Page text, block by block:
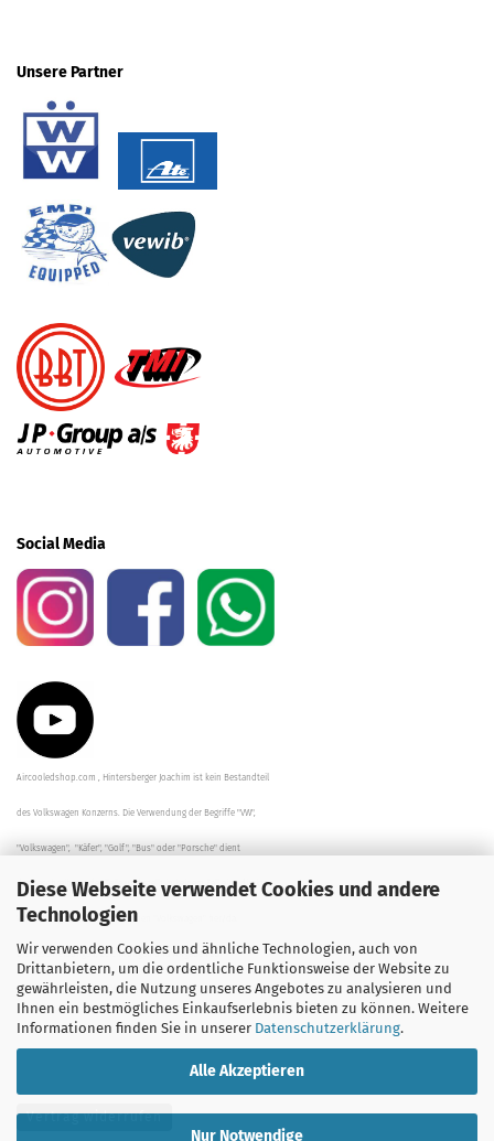
Diese Webseite verwendet Cookies und andere
Technologien
Wir verwenden Cookies und ähnliche Technologien, auch von
Drittanbietern, um die ordentliche Funktionsweise der Website zu
gewährleisten, die Nutzung unseres Angebotes zu analysieren und
Ihnen ein bestmögliches Einkaufserlebnis bieten zu können. Weitere
Informationen finden Sie in unserer Datenschutzerklärung.
Alle Akzeptieren
Nur Notwendige
Unsere Partner
Social Media
Aircooledshop.com , Hintersberger Joachim ist kein Bestandteil
des Volkswagen Konzerns. Die Verwendung der Begriffe "VW",
"Volkswagen", "Käfer", "Golf", "Bus" oder "Porsche" dient
der Beschreibung der Teile und stellt in keinem Fall eine direkte
Verbindung zu dem Unternehmen "Volkswagen" her/da.
Die Beschreibungen, Zeichnungen und Angaben zur
Verwendung sind sorgfältig überprüft worden.
Vertrag widerrufen